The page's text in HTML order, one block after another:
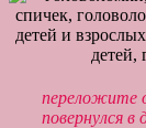
переложите
повернулся в